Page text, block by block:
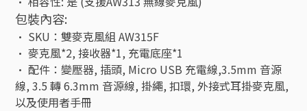
包裝內容:
• SKU：雙麥克風組 AW315F
• 麥克風*2, 接收器*1, 充電底座*1
• 配件：變壓器, 插頭, Micro USB 充電線,3.5mm 音源
線, 3.5 轉 6.3mm 音源線, 掛繩, 扣環, 外接式耳掛麥克風,
以及使用者手冊